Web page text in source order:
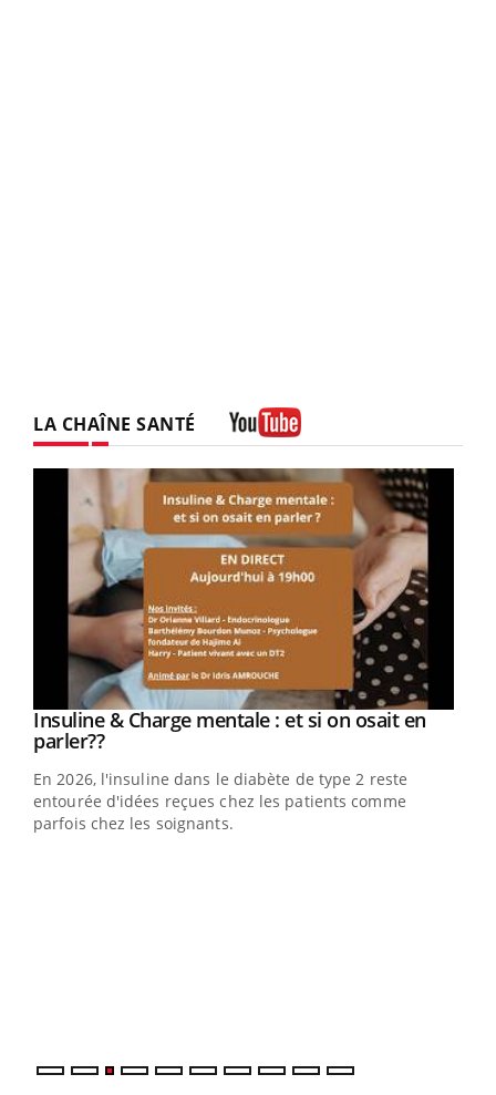
LA CHAÎNE SANTÉ
Youtube
Insuline & Charge mentale : et si on osait en
parler??Youtube
En 2026, l'insuline dans le diabète de type 2 reste
entourée d'idées reçues chez les patients comme
parfois chez les soignants.